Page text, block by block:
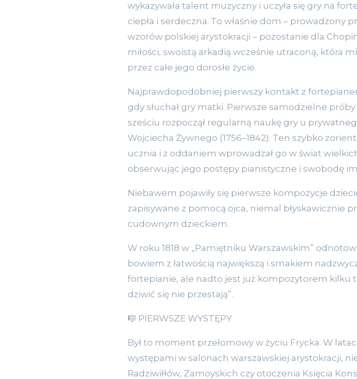
wykazywała talent muzyczny i uczyła się gry na
ciepła i serdeczna. To właśnie dom – prowadzony
wzorów polskiej arystokracji – pozostanie dla
miłości, swoistą arkadią wcześnie utraconą, która
przez całe jego dorosłe życie.
Najprawdopodobniej pierwszy kontakt z
gdy słuchał gry matki. Pierwsze samodzielne
sześciu rozpoczął regularną naukę gry u
Wojciecha Żywnego (1756–1842). Ten szybko
ucznia i z oddaniem wprowadzał go w świat
obserwując jego postępy pianistyczne i swobodę
Niebawem pojawiły się pierwsze kompozycje
zapisywane z pomocą ojca, niemal błyskawicznie
cudownym dzieckiem.
W roku 1818 w „Pamiętniku Warszawskim”
bowiem z łatwością największą i smakiem
fortepianie, ale nadto jest już kompozytorem kilku
dziwić się nie przestają”.
🎼 PIERWSZE WYSTĘPY
Był to moment przełomowy w życiu Frycka. W
występami w salonach warszawskiej arystokracji,
Radziwiłłów, Zamoyskich czy otoczenia Księcia